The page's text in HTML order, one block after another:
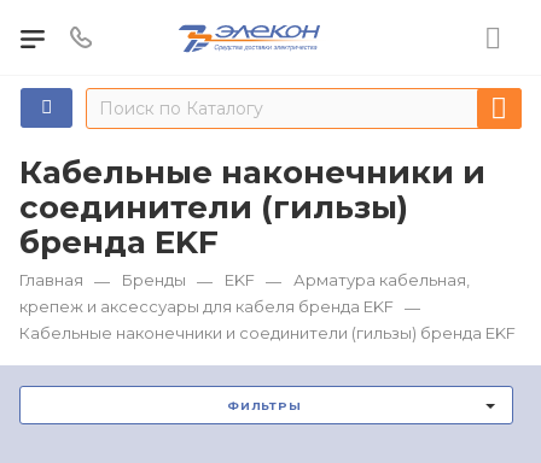
Кабельные наконечники и
соединители (гильзы)
бренда EKF
Главная — Бренды — EKF —
Арматура кабельная,
крепеж и аксессуары для кабеля бренда EKF —
Кабельные наконечники и соединители (гильзы) бренда EKF
ФИЛЬТРЫ